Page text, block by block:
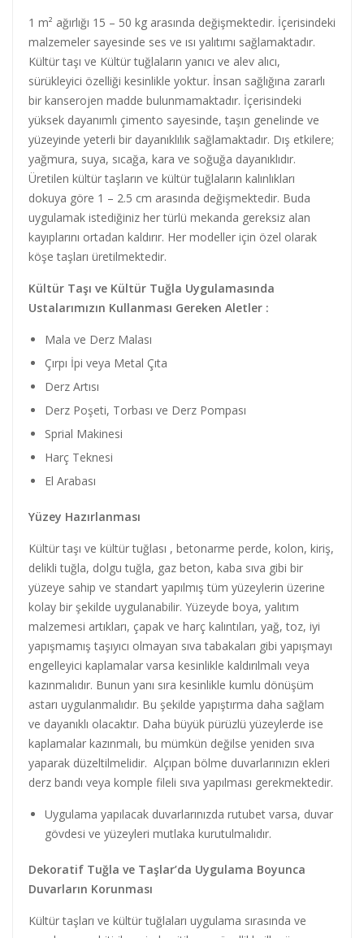
1 m² ağırlığı 15 – 50 kg arasında değişmektedir. İçerisindeki
malzemeler sayesinde ses ve ısı yalıtımı sağlamaktadır.
Kültür taşı ve Kültür tuğlaların yanıcı ve alev alıcı,
sürükleyici özelliği kesinlikle yoktur. İnsan sağlığına zararlı
bir kanserojen madde bulunmamaktadır. İçerisindeki
yüksek dayanımlı çimento sayesinde, taşın genelinde ve
yüzeyinde yeterli bir dayanıklılık sağlamaktadır. Dış etkilere;
yağmura, suya, sıcağa, kara ve soğuğa dayanıklıdır.
Üretilen kültür taşların ve kültür tuğlaların kalınlıkları
dokuya göre 1 – 2.5 cm arasında değişmektedir. Buda
uygulamak istediğiniz her türlü mekanda gereksiz alan
kayıplarını ortadan kaldırır. Her modeller için özel olarak
köşe taşları üretilmektedir.
Kültür Taşı ve Kültür Tuğla Uygulamasında
Ustalarımızın Kullanması Gereken Aletler :
Mala ve Derz Malası
Çırpı İpi veya Metal Çıta
Derz Artısı
Derz Poşeti, Torbası ve Derz Pompası
Sprial Makinesi
Harç Teknesi
El Arabası
Yüzey Hazırlanması
Kültür taşı ve kültür tuğlası , betonarme perde, kolon, kiriş,
delikli tuğla, dolgu tuğla, gaz beton, kaba sıva gibi bir
yüzeye sahip ve standart yapılmış tüm yüzeylerin üzerine
kolay bir şekilde uygulanabilir. Yüzeyde boya, yalıtım
malzemesi artıkları, çapak ve harç kalıntıları, yağ, toz, iyi
yapışmamış taşıyıcı olmayan sıva tabakaları gibi yapışmayı
engelleyici kaplamalar varsa kesinlikle kaldırılmalı veya
kazınmalıdır. Bunun yanı sıra kesinlikle kumlu dönüşüm
astarı uygulanmalıdır. Bu şekilde yapıştırma daha sağlam
ve dayanıklı olacaktır. Daha büyük pürüzlü yüzeylerde ise
kaplamalar kazınmalı, bu mümkün değilse yeniden sıva
yaparak düzeltilmelidir. Alçıpan bölme duvarlarınızın ekleri
derz bandı veya komple fileli sıva yapılması gerekmektedir.
Uygulama yapılacak duvarlarınızda rutubet varsa, duvar
gövdesi ve yüzeyleri mutlaka kurutulmalıdır.
Dekoratif Tuğla ve Taşlar’da Uygulama Boyunca
Duvarların Korunması
Kültür taşları ve kültür tuğlaları uygulama sırasında ve